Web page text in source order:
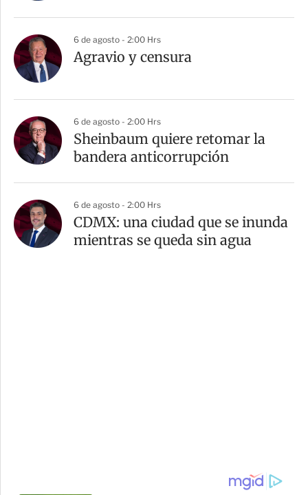
6 de agosto - 2:00 Hrs
Agravio y censura
6 de agosto - 2:00 Hrs
Sheinbaum quiere retomar la
bandera anticorrupción
6 de agosto - 2:00 Hrs
CDMX: una ciudad que se inunda
mientras se queda sin agua